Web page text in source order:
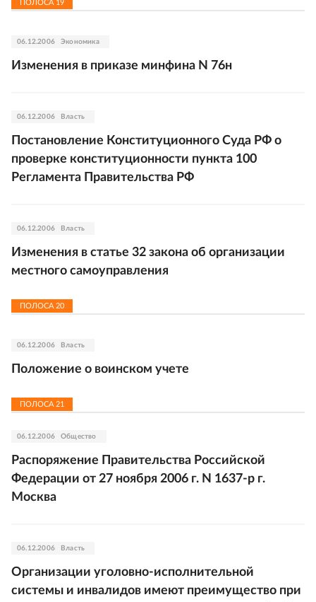
ПОЛОСА 19
06.12.2006 Экономика
Изменения в приказе минфина N 76н
06.12.2006 Власть
Постановление Конституционного Суда РФ о
проверке конституционности пункта 100
Регламента Правительства РФ
06.12.2006 Власть
Изменения в статье 32 закона об организации
местного самоуправления
ПОЛОСА 20
06.12.2006 Власть
Положение о воинском учете
ПОЛОСА 21
06.12.2006 Общество
Распоряжение Правительства Российской
Федерации от 27 ноября 2006 г. N 1637-р г.
Москва
06.12.2006 Власть
Организации уголовно-исполнительной
системы и инвалидов имеют преимущество при